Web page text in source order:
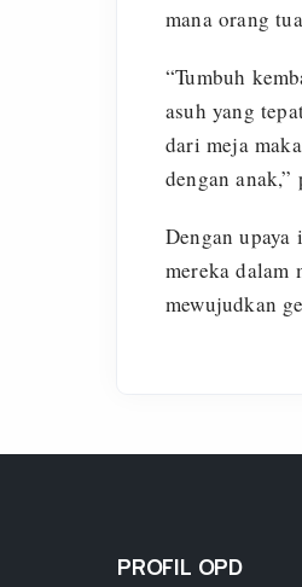
mana orang
“Tumbuh
asuh yang
dari meja
dengan anak,”
Dengan upaya
mereka dalam
mewujudkan
PROFIL OPD